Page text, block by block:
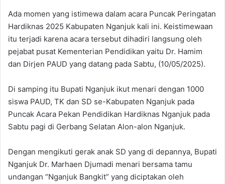
Ada momen yang istimewa dalam acara Puncak Peringatan
Hardiknas 2025 Kabupaten Nganjuk kali ini. Keistimewaan
itu terjadi karena acara tersebut dihadiri langsung oleh
pejabat pusat Kementerian Pendidikan yaitu Dr. Hamim
dan Dirjen PAUD yang datang pada Sabtu, (10/05/2025).
Di samping itu Bupati Nganjuk ikut menari dengan 1000
siswa PAUD, TK dan SD se-Kabupaten Nganjuk pada
Puncak Acara Pekan Pendidikan Hardiknas Nganjuk pada
Sabtu pagi di Gerbang Selatan Alon-alon Nganjuk.
Dengan mengikuti gerak anak SD yang di depannya, Bupati
Nganjuk Dr. Marhaen Djumadi menari bersama tamu
undangan “Nganjuk Bangkit” yang diciptakan oleh